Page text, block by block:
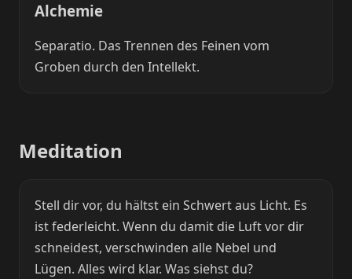
Alchemie
Separatio. Das Trennen des Feinen vom
Groben durch den Intellekt.
Meditation
Stell dir vor, du hältst ein Schwert aus Licht. Es
ist federleicht. Wenn du damit die Luft vor dir
schneidest, verschwinden alle Nebel und
Lügen. Alles wird klar. Was siehst du?